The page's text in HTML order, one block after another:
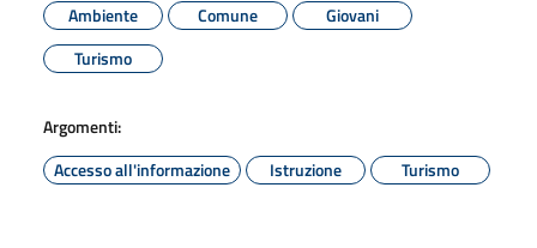
Ambiente
Comune
Giovani
Turismo
Argomenti:
Accesso all'informazione
Istruzione Turismo